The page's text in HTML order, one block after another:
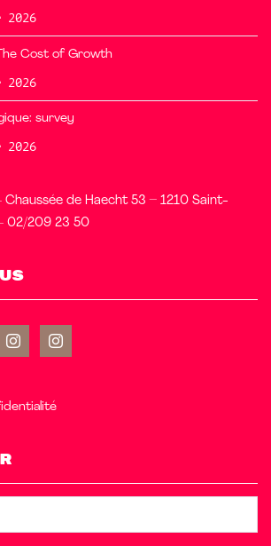
Cost of Growth
survey
Chaussée de Haecht 53 – 1210 Saint-
02/209 23 50